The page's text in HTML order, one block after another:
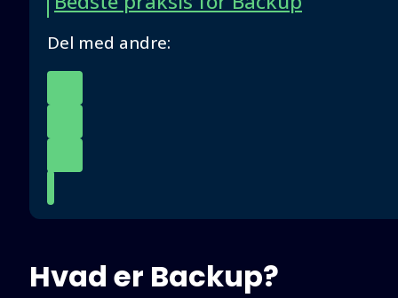
Del med andre:
Hvad er Backup?